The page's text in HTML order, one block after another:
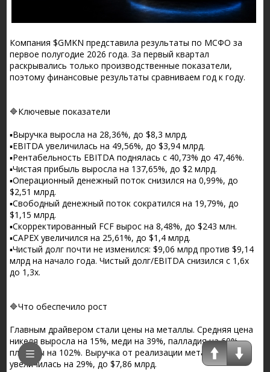
Компания $GMKN представила результаты по МСФО за
первое полугодие 2026 года. За первый квартал
раскрывались только производственные показатели,
поэтому финансовые результаты сравниваем год к году.
🔷️Ключевые показатели
▪️Выручка выросла на 28,36%, до $8,3 млрд.
▪️EBITDA увеличилась на 49,56%, до $3,94 млрд.
▪️Рентабельность EBITDA поднялась с 40,73% до 47,46%.
▪️Чистая прибыль выросла на 137,65%, до $2 млрд.
▪️Операционный денежный поток снизился на 0,99%, до
$2,51 млрд.
▪️Свободный денежный поток сократился на 19,79%, до
$1,15 млрд.
▪️Скорректированный FCF вырос на 8,48%, до $243 млн.
▪️CAPEX увеличился на 25,61%, до $1,4 млрд.
▪️Чистый долг почти не изменился: $9,06 млрд против $9,14
млрд на начало года. Чистый долг/EBITDA снизился с 1,6х
до 1,3х.
🔷️Что обеспечило рост
Главным драйвером стали цены на металлы. Средняя цена
никеля выросла на 15%, меди на 39%, палладия на 60%,
платины на 102%. Выручка от реализации металлов
увеличилась на 29%, до $7,86 млрд.